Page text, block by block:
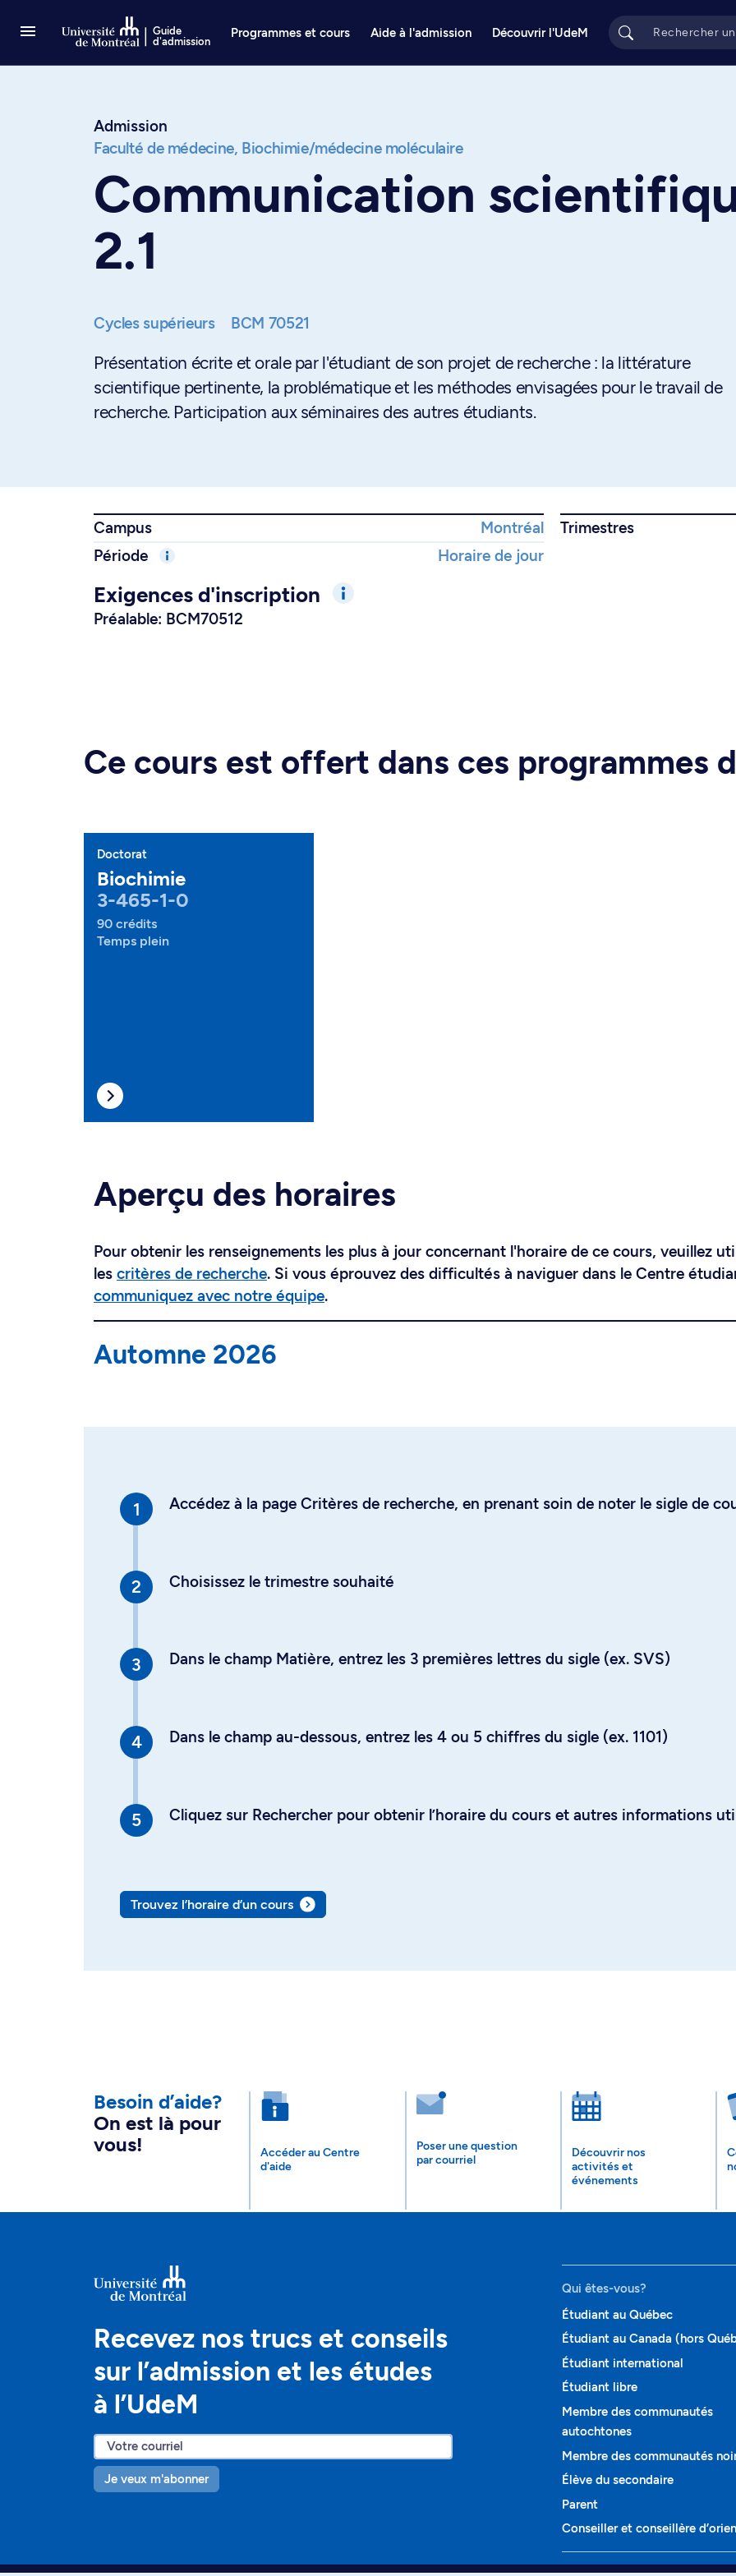
Guide
d'admission
Programmes et cours Aide à l'admission Découvrir l'UdeM
Admission
Faculté de médecine, Biochimie/médecine moléculaire
Communication
2.1
Cycles supérieurs BCM 70521
Présentation écrite et orale par l'étudiant de son projet de recherche : la littérature
scientifique pertinente, la problématique et les méthodes envisagées pour le travail de
recherche. Participation aux séminaires des autres étudiants.
Campus Montréal Trimestres
Période
Horaire de jour
Exigences d'inscription
Préalable: BCM70512
Ce cours est offert dans ces programmes
Doctorat
Biochimie
3-465-1-0
90 crédits
Temps plein
Aperçu des horaires
Pour obtenir les renseignements les plus à jour concernant l'horaire de ce cours, veuillez
les critères de recherche. Si vous éprouvez des difficultés à naviguer dans le Centre
communiquez avec notre équipe.
Automne 2026
Accédez à la page Critères de recherche, en prenant soin de noter le sigle de
Choisissez le trimestre souhaité
Dans le champ Matière, entrez les 3 premières lettres du sigle (ex. SVS)
Dans le champ au-dessous, entrez les 4 ou 5 chiffres du sigle (ex. 1101)
Cliquez sur Rechercher pour obtenir l’horaire du cours et autres informations
Trouvez l’horaire d’un cours
Besoin d’aide?
On est là pour
vous!
Accéder au Centre
d'aide
Poser une question
par courriel
Découvrir nos
activités et
événements
Recevez nos trucs et conseils
sur l’admission et les études
à l’UdeM
Je veux m'abonner
Qui êtes-vous?
Étudiant au Québec
Étudiant au Canada (hors
Étudiant international
Étudiant libre
Membre des communautés
autochtones
Membre des communautés
Élève du secondaire
Parent
Conseiller et conseillère